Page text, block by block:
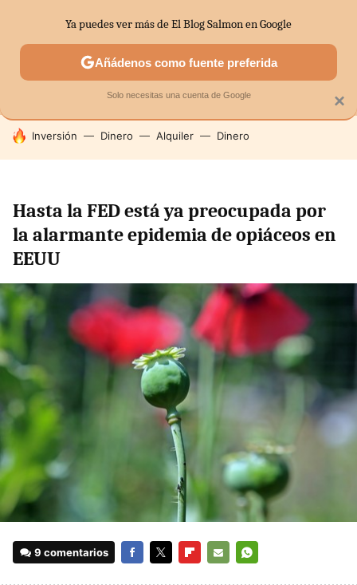
MENÚ NUEVO
ECONOMÍA DOMÉSTICA MERCADOS
HOY SE HABLA DE
Inversión Dinero Alquiler Dinero
Hasta la FED está ya preocupada por
la alarmante epidemia de opiáceos en
EEUU
9 comentarios
×
Ya puedes ver más de El Blog Salmon en Google
Añádenos como fuente preferida
Solo necesitas una cuenta de Google